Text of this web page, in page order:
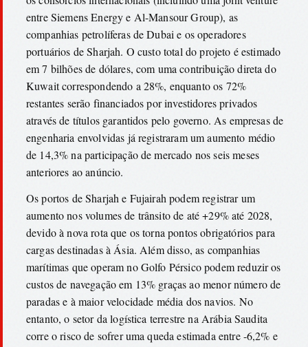
entre Siemens Energy e Al-Mansour Group), as
companhias petrolíferas de Dubai e os operadores
portuários de Sharjah. O custo total do projeto é estimado
em 7 bilhões de dólares, com uma contribuição direta do
Kuwait correspondendo a 28%, enquanto os 72%
restantes serão financiados por investidores privados
através de títulos garantidos pelo governo. As empresas de
engenharia envolvidas já registraram um aumento médio
de 14,3% na participação de mercado nos seis meses
anteriores ao anúncio.
Os portos de Sharjah e Fujairah podem registrar um
aumento nos volumes de trânsito de até +29% até 2028,
devido à nova rota que os torna pontos obrigatórios para
cargas destinadas à Ásia. Além disso, as companhias
marítimas que operam no Golfo Pérsico podem reduzir os
custos de navegação em 13% graças ao menor número de
paradas e à maior velocidade média dos navios. No
entanto, o setor da logística terrestre na Arábia Saudita
corre o risco de sofrer uma queda estimada entre -6,2% e